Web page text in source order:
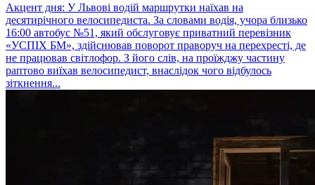
Акцент дня: У Львові водій маршрутки наїхав на
десятирічного велосипедиста. За словами водія, учора близько
16:00 автобус №51, який обслуговує приватний перевізник
«УСПІХ БМ», здійснював поворот праворуч на перехресті, де
не працював світлофор. З його слів, на проїжджу частину
раптово виїхав велосипедист, внаслідок чого відбулось
зіткнення...